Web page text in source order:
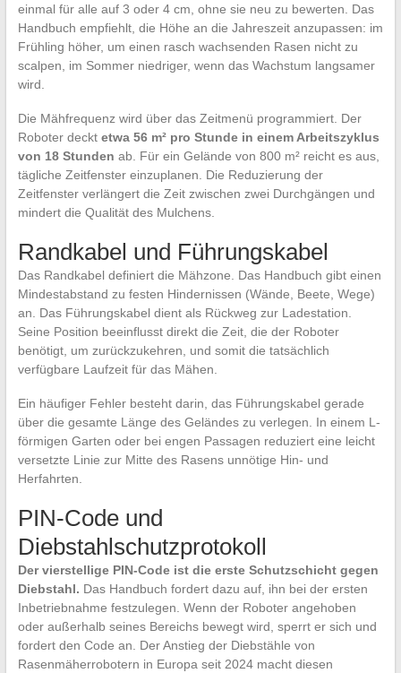
einmal für alle auf 3 oder 4 cm, ohne sie neu zu bewerten. Das
Handbuch empfiehlt, die Höhe an die Jahreszeit anzupassen: im
Frühling höher, um einen rasch wachsenden Rasen nicht zu
scalpen, im Sommer niedriger, wenn das Wachstum langsamer
wird.
Die Mähfrequenz wird über das Zeitmenü programmiert. Der
Roboter deckt etwa 56 m² pro Stunde in einem Arbeitszyklus
von 18 Stunden ab. Für ein Gelände von 800 m² reicht es aus,
tägliche Zeitfenster einzuplanen. Die Reduzierung der
Zeitfenster verlängert die Zeit zwischen zwei Durchgängen und
mindert die Qualität des Mulchens.
Randkabel und Führungskabel
Das Randkabel definiert die Mähzone. Das Handbuch gibt einen
Mindestabstand zu festen Hindernissen (Wände, Beete, Wege)
an. Das Führungskabel dient als Rückweg zur Ladestation.
Seine Position beeinflusst direkt die Zeit, die der Roboter
benötigt, um zurückzukehren, und somit die tatsächlich
verfügbare Laufzeit für das Mähen.
Ein häufiger Fehler besteht darin, das Führungskabel gerade
über die gesamte Länge des Geländes zu verlegen. In einem L-
förmigen Garten oder bei engen Passagen reduziert eine leicht
versetzte Linie zur Mitte des Rasens unnötige Hin- und
Herfahrten.
PIN-Code und
Diebstahlschutzprotokoll
Der vierstellige PIN-Code ist die erste Schutzschicht gegen
Diebstahl. Das Handbuch fordert dazu auf, ihn bei der ersten
Inbetriebnahme festzulegen. Wenn der Roboter angehoben
oder außerhalb seines Bereichs bewegt wird, sperrt er sich und
fordert den Code an. Der Anstieg der Diebstähle von
Rasenmäherrobotern in Europa seit 2024 macht diesen